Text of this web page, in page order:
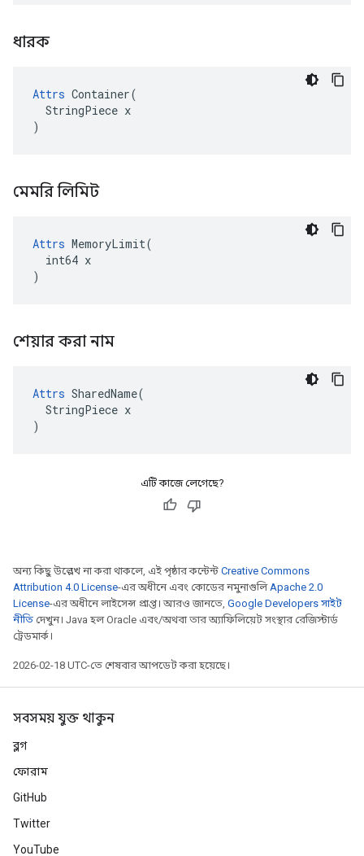
ধারক
Attrs Container(
  StringPiece x
)
মেমরি লিমিট
Attrs MemoryLimit(
  int64 x
)
শেয়ার করা নাম
Attrs SharedName(
  StringPiece x
)
এটি কাজে লেগেছে?
অন্য কিছু উল্লেখ না করা থাকলে, এই পৃষ্ঠার কন্টেন্ট Creative Commons
Attribution 4.0 License-এর অধীনে এবং কোডের নমুনাগুলিApache 2.0
License-এর অধীনে লাইসেন্স প্রাপ্ত। আরও জানতে, Google Developers সাইট
নীতি দেখুন। Java হল Oracle এবং/অথবা তার অ্যাফিলিয়েট সংস্থার রেজিস্টার্ড
ট্রেডমার্ক।
2026-02-18 UTC-তে শেষবার আপডেট করা হয়েছে।
সবসময় যুক্ত থাকুন
ব্লগ
ফোরাম
GitHub
Twitter
YouTube